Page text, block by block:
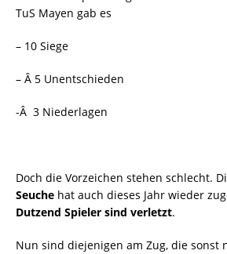
TuS Mayen gab es
– 10 Siege
– Â 5 Unentschieden
-Â 3 Niederlagen
Doch die Vorzeichen stehen schlecht.
Seuche hat auch dieses Jahr wieder
Dutzend Spieler sind verletzt.
Nun sind diejenigen am Zug, die sonst